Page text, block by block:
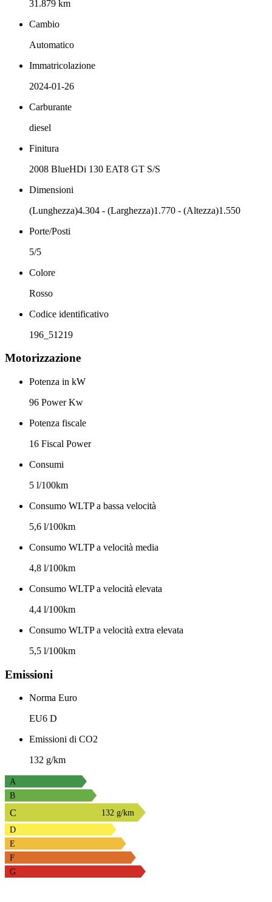
31.879 km
Cambio
Automatico
Immatricolazione
2024-01-26
Carburante
diesel
Finitura
2008 BlueHDi 130 EAT8 GT S/S
Dimensioni
(Lunghezza)4.304 - (Larghezza)1.770 - (Altezza)1.550
Porte/Posti
5/5
Colore
Rosso
Codice identificativo
196_51219
Motorizzazione
Potenza in kW
96 Power Kw
Potenza fiscale
16 Fiscal Power
Consumi
5 l/100km
Consumo WLTP a bassa velocità
5,6 l/100km
Consumo WLTP a velocità media
4,8 l/100km
Consumo WLTP a velocità elevata
4,4 l/100km
Consumo WLTP a velocità extra elevata
5,5 l/100km
Emissioni
Norma Euro
EU6 D
Emissioni di CO2
132 g/km
A
B
C
132 g/km
D
E
F
G